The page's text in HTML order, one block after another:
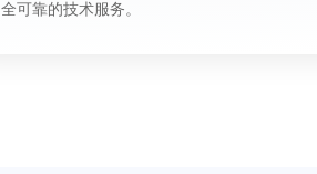
全可靠的技术服务。